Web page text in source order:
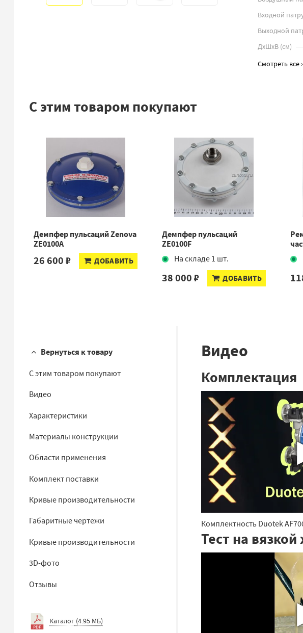
Входной
Выходной
ДхШхВ (см)
Смотреть все ›
С этим товаром покупают
Демпфер пульсаций Zenova
ZE0100A
26 600 ₽ ДОБАВИТЬ
Демпфер пульсаций
ZE0100F
На складе 1 шт.
38 000 ₽ ДОБАВИТЬ
Вернуться к товару
С этим товаром покупают
Видео
Характеристики
Материалы конструкции
Области применения
Комплект поставки
Кривые производительности
Габаритные чертежи
Кривые производительности
3D-фото
Отзывы
Каталог (4.95 МБ)
Видео
Комплектация
Комплектность Duotek
Тест на